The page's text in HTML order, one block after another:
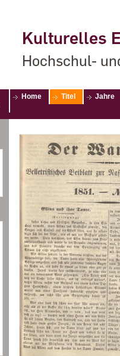
Kulturelles
Hochschul-
Home Titel Jahre